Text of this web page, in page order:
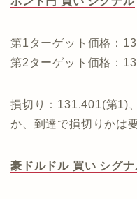
第1ターゲット価格：
第2ターゲット価格：
損切り：131.401(第1)
か、到達で損切りかは
豪ドルドル 買い シグナ